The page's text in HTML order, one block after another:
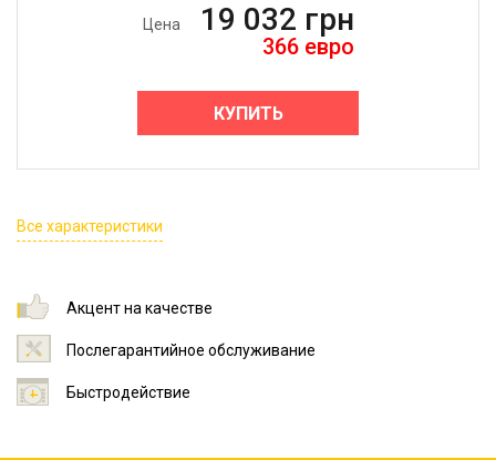
Цена 19 032 грн
366 евро
КУПИТЬ
Все характеристики
Акцент на качестве
Послегарантийное обслуживание
Быстродействие